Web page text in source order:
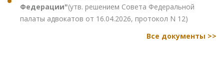
Федерации"(утв. решением Совета Федеральной
палаты адвокатов от 16.04.2026, протокол N 12)
Все документы >>